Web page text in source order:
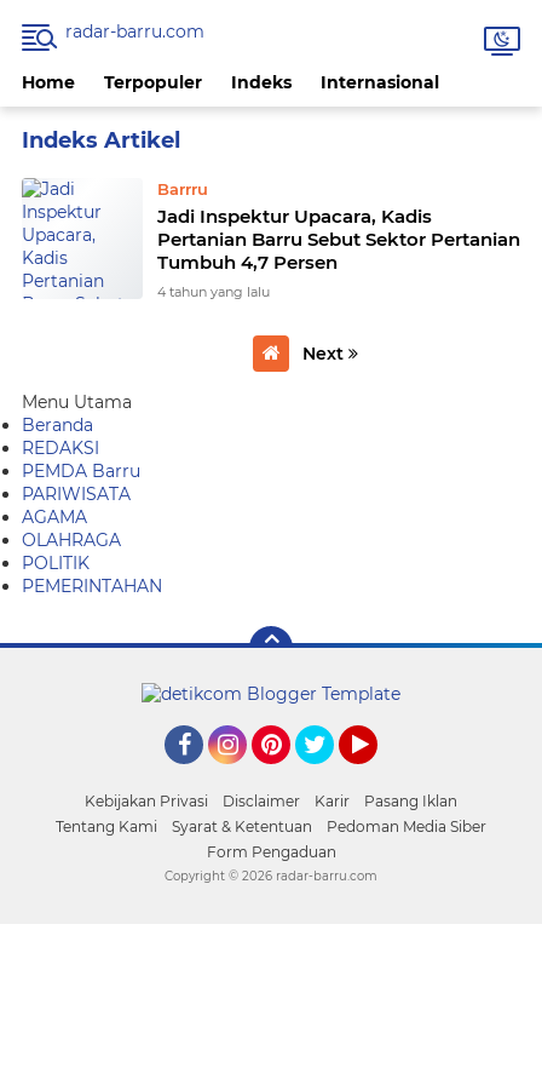
Home Terpopuler Indeks Internasional
radar-barru.com
Barrru
Jadi Inspektur Upacara, Kadis
Pertanian Barru Sebut Sektor Pertanian
Tumbuh 4,7 Persen
4 tahun yang lalu
Next
Menu Utama
Beranda
REDAKSI
PEMDA Barru
PARIWISATA
AGAMA
OLAHRAGA
POLITIK
PEMERINTAHAN
Kebijakan Privasi Disclaimer Karir
Pasang Iklan
Tentang Kami
Syarat & Ketentuan
Pedoman Media Siber
Form Pengaduan
Copyright © 2026 radar-barru.com